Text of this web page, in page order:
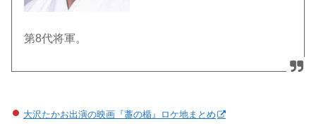
第8代将軍。
大沢たかお出演の映画『藁の楯』ロケ地まとめ